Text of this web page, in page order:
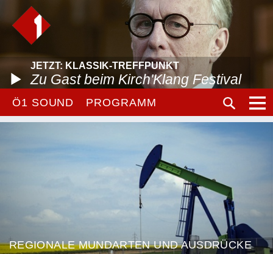
JETZT: KLASSIK-TREFFPUNKT
Zu Gast beim Kirch'Klang Festival
Ö1 SOUND PROGRAMM
REGIONALE MUNDARTEN UND AUSDRÜCKE